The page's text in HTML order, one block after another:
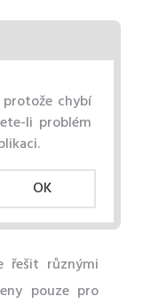
chybí
li problém
OK
řešit různými
pouze pro